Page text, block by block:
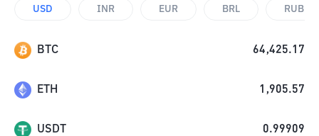
USD INR EUR BRL RUB
BTC 64,425.17
ETH 1,905.57
USDT 0.99909